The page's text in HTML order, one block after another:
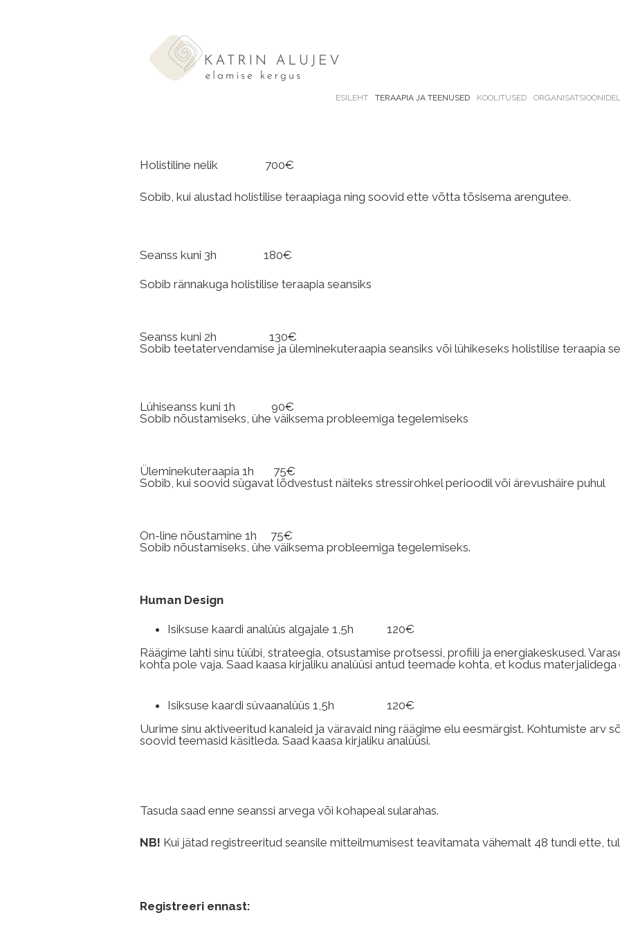
ESILEHT TERAAPIA JA TEENUSED KOOLITUSED
Holistiline nelik 700€
Sobib, kui alustad holistilise teraapiaga ning soovid ette võtta tõsisema arengutee.
Seanss kuni 3h 180€
Sobib rännakuga holistilise teraapia seansiks
Seanss kuni 2h 130€
Sobib teetatervendamise ja üleminekuteraapia seansiks või lühikeseks holistilise teraapia
Lühiseanss kuni 1h 90€
Sobib nõustamiseks, ühe väiksema probleemiga tegelemiseks
Üleminekuteraapia 1h 75€
Sobib, kui soovid sügavat lõdvestust näiteks stressirohkel perioodil või ärevushäire puhul
On-line nõustamine 1h 75€
Sobib nõustamiseks, ühe väiksema probleemiga tegelemiseks.
Human Design
Isiksuse kaardi analüüs algajale 1,5h 120€
Räägime lahti sinu tüübi, strateegia, otsustamise protsessi, profiili ja energiakeskused.
kohta pole vaja. Saad kaasa kirjaliku analüüsi antud teemade kohta, et kodus
Isiksuse kaardi süvaanalüüs 1,5h 120€
Uurime sinu aktiveeritud kanaleid ja väravaid ning räägime elu eesmärgist. Kohtumiste arv
soovid teemasid käsitleda. Saad kaasa kirjaliku analüüsi.
Tasuda saad enne seanssi arvega või kohapeal sularahas.
NB! Kui jätad registreeritud seansile mitteilmumisest teavitamata vähemalt 48 tundi ette,
Registreeri ennast: